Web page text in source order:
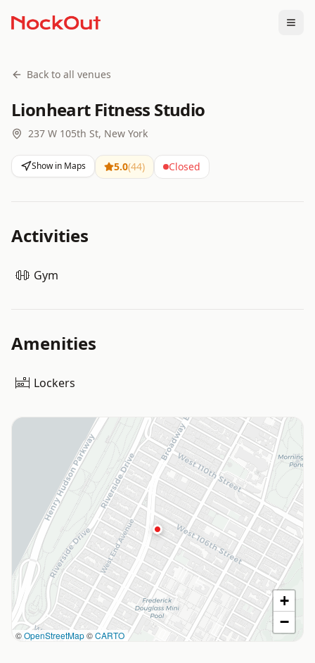
Back to all venues
Lionheart Fitness Studio
237 W 105th St, New York
Show in Maps 5.0(44) Closed
Activities
Gym
Amenities
Lockers
©OpenStreetMap©CARTO
+
−